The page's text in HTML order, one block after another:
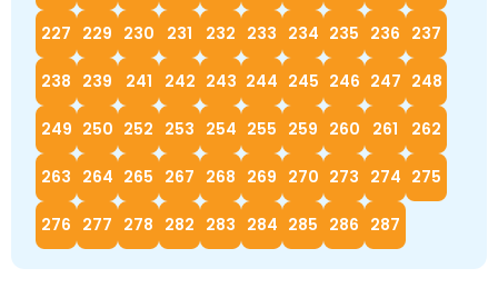
227 229 230 231 232 233 234 235 236 237
238 239 241 242 243 244 245 246 247 248
249 250 252 253 254 255 259 260 261 262
263 264 265 267 268 269 270 273 274 275
276 277 278 282 283 284 285 286 287